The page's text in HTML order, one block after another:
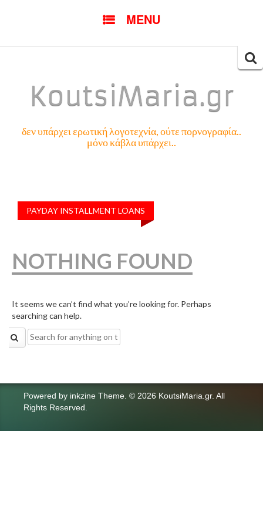
MENU
KoutsiMaria.gr
δεν υπάρχει ερωτική λογοτεχνία, ούτε πορνογραφία..
μόνο κάβλα υπάρχει..
PAYDAY INSTALLMENT LOANS
NOTHING FOUND
It seems we can’t find what you’re looking for. Perhaps
searching can help.
Search
for:
Powered by inkzine Theme © 2026 KoutsiMaria.gr. All
Rights Reserved.